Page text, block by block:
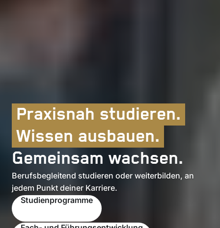
Praxisnah studieren.
Wissen ausbauen.
Gemeinsam wachsen.
Berufsbegleitend studieren oder weiterbilden, an
jedem Punkt deiner Karriere.
Studienprogramme